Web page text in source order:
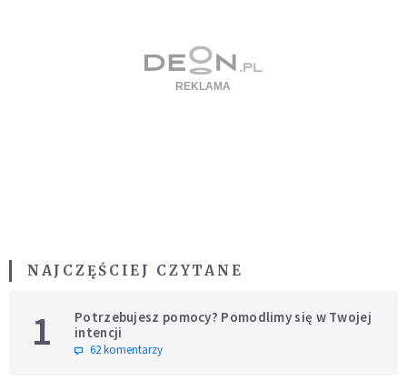
NAJCZĘŚCIEJ CZYTANE
1
Potrzebujesz pomocy? Pomodlimy się w Twojej
intencji
62 komentarzy